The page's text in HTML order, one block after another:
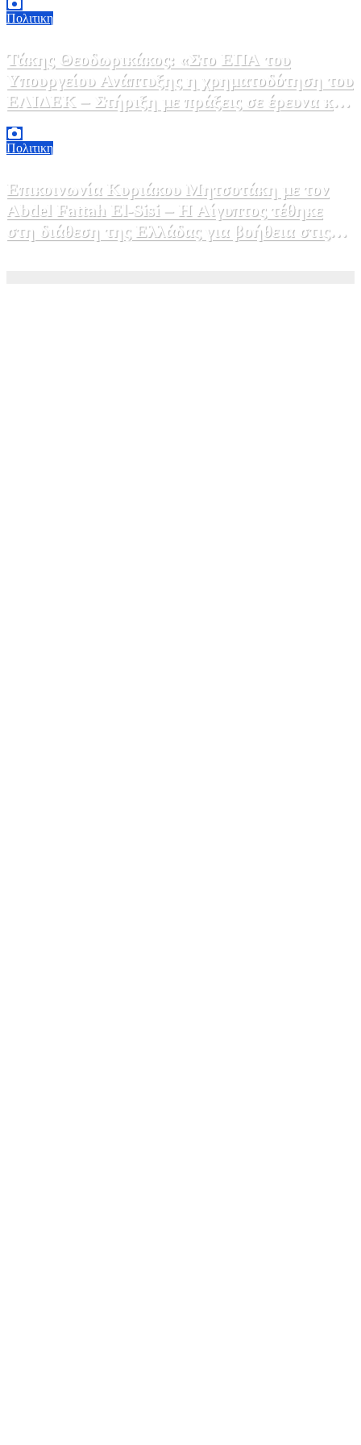
Πολιτικη
Τάκης Θεοδωρικάκος: «Στο ΕΠΑ του
Υπουργείου Ανάπτυξης η χρηματοδότηση του
ΕΛΙΔΕΚ – Στήριξη με πράξεις σε έρευνα και
καινοτομία»
Πολιτικη
Επικοινωνία Κυριάκου Μητσοτάκη με τον
Abdel Fattah El-Sisi – Η Αίγυπτος τέθηκε
στη διάθεση της Ελλάδας για βοήθεια στις